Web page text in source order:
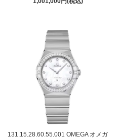
131.15.28.60.55.001 OMEGA オメガ